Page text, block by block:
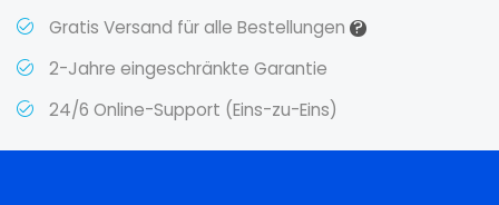
Gratis Versand für alle Bestellungen ?
2-Jahre eingeschränkte Garantie
24/6 Online-Support (Eins-zu-Eins)